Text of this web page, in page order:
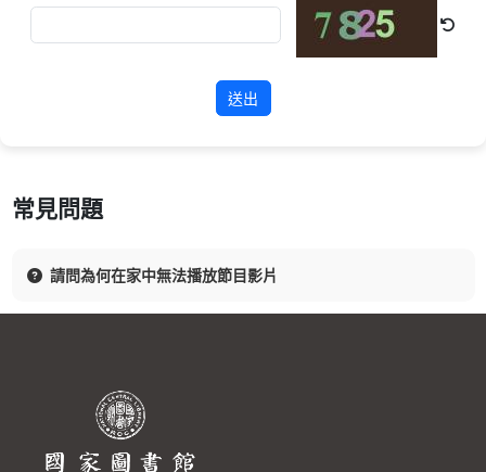
送出
常見問題
請問為何在家中無法播放節目影片